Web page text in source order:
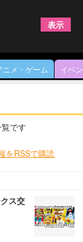
ニメ・ゲーム イベ
です
をRSSで購読
ス交
表示